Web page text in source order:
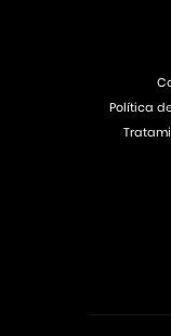
Política